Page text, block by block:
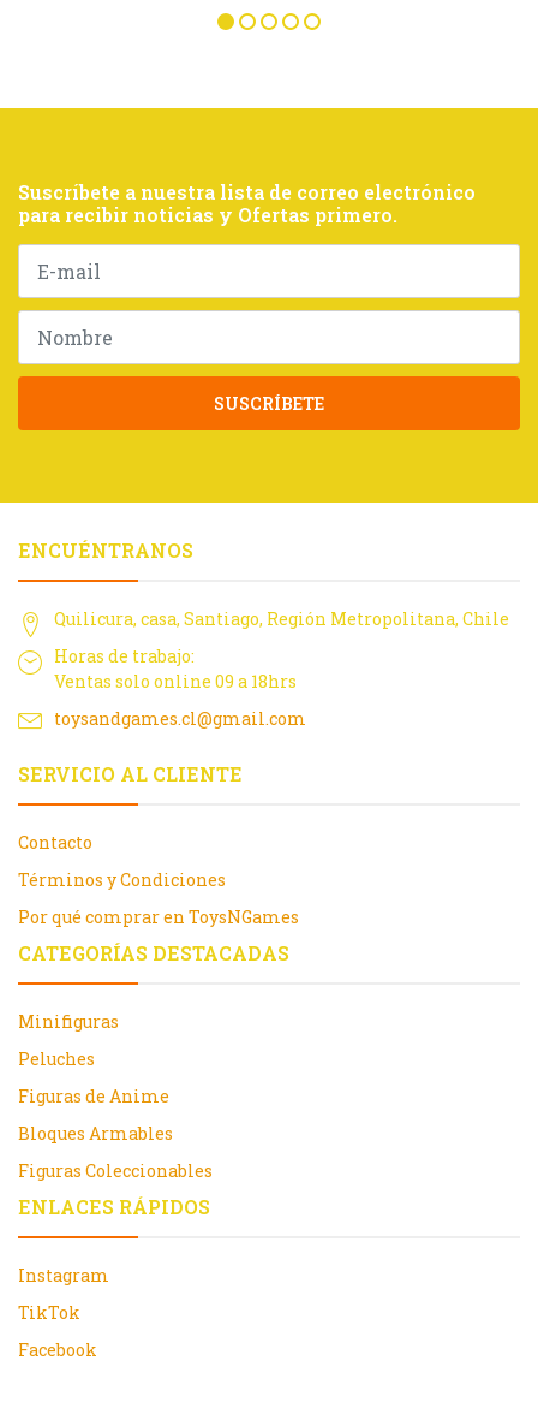
Suscríbete a nuestra lista de correo electrónico
para recibir noticias y Ofertas primero.
SUSCRÍBETE
ENCUÉNTRANOS
Quilicura, casa, Santiago, Región Metropolitana, Chile
Horas de trabajo:
Ventas solo online 09 a 18hrs
toysandgames.cl@gmail.com
SERVICIO AL CLIENTE
Contacto
Términos y Condiciones
Por qué comprar en ToysNGames
CATEGORÍAS DESTACADAS
Minifiguras
Peluches
Figuras de Anime
Bloques Armables
Figuras Coleccionables
ENLACES RÁPIDOS
Instagram
TikTok
Facebook